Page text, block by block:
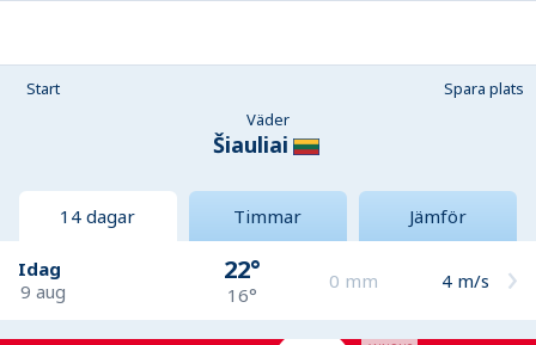
Start
Spara plats
Väder
Šiauliai
14 dagar Timmar Jämför
Idag
9 aug
22°
16°
0 mm 4 m/s